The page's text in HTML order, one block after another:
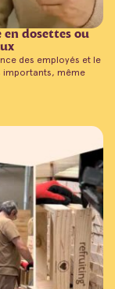
en dosettes ou
des employés et le
importants, même